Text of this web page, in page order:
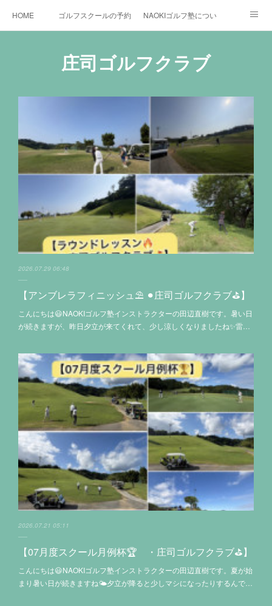
HOME ゴルフスクールの予約状況NAOKIゴルフ塾について
お役立ちゴルフ情報 BLOG YouTube
庄司ゴルフクラブ
2026.07.29 06:48
【アンブレラフィニッシュ⛱️ ⚫︎庄司ゴルフクラブ⛳️】
こんにちは😃NAOKIゴルフ塾インストラクターの田辺直樹です。暑い日
が続きますが、昨日夕立が来てくれて、少し涼しくなりましたね✨雷…
2026.07.21 05:11
【07月度スクール月例杯🏆 ・庄司ゴルフクラブ⛳️】
こんにちは😃NAOKIゴルフ塾インストラクターの田辺直樹です。夏が始
まり暑い日が続きますね🌤夕立が降ると少しマシになったりするんで…